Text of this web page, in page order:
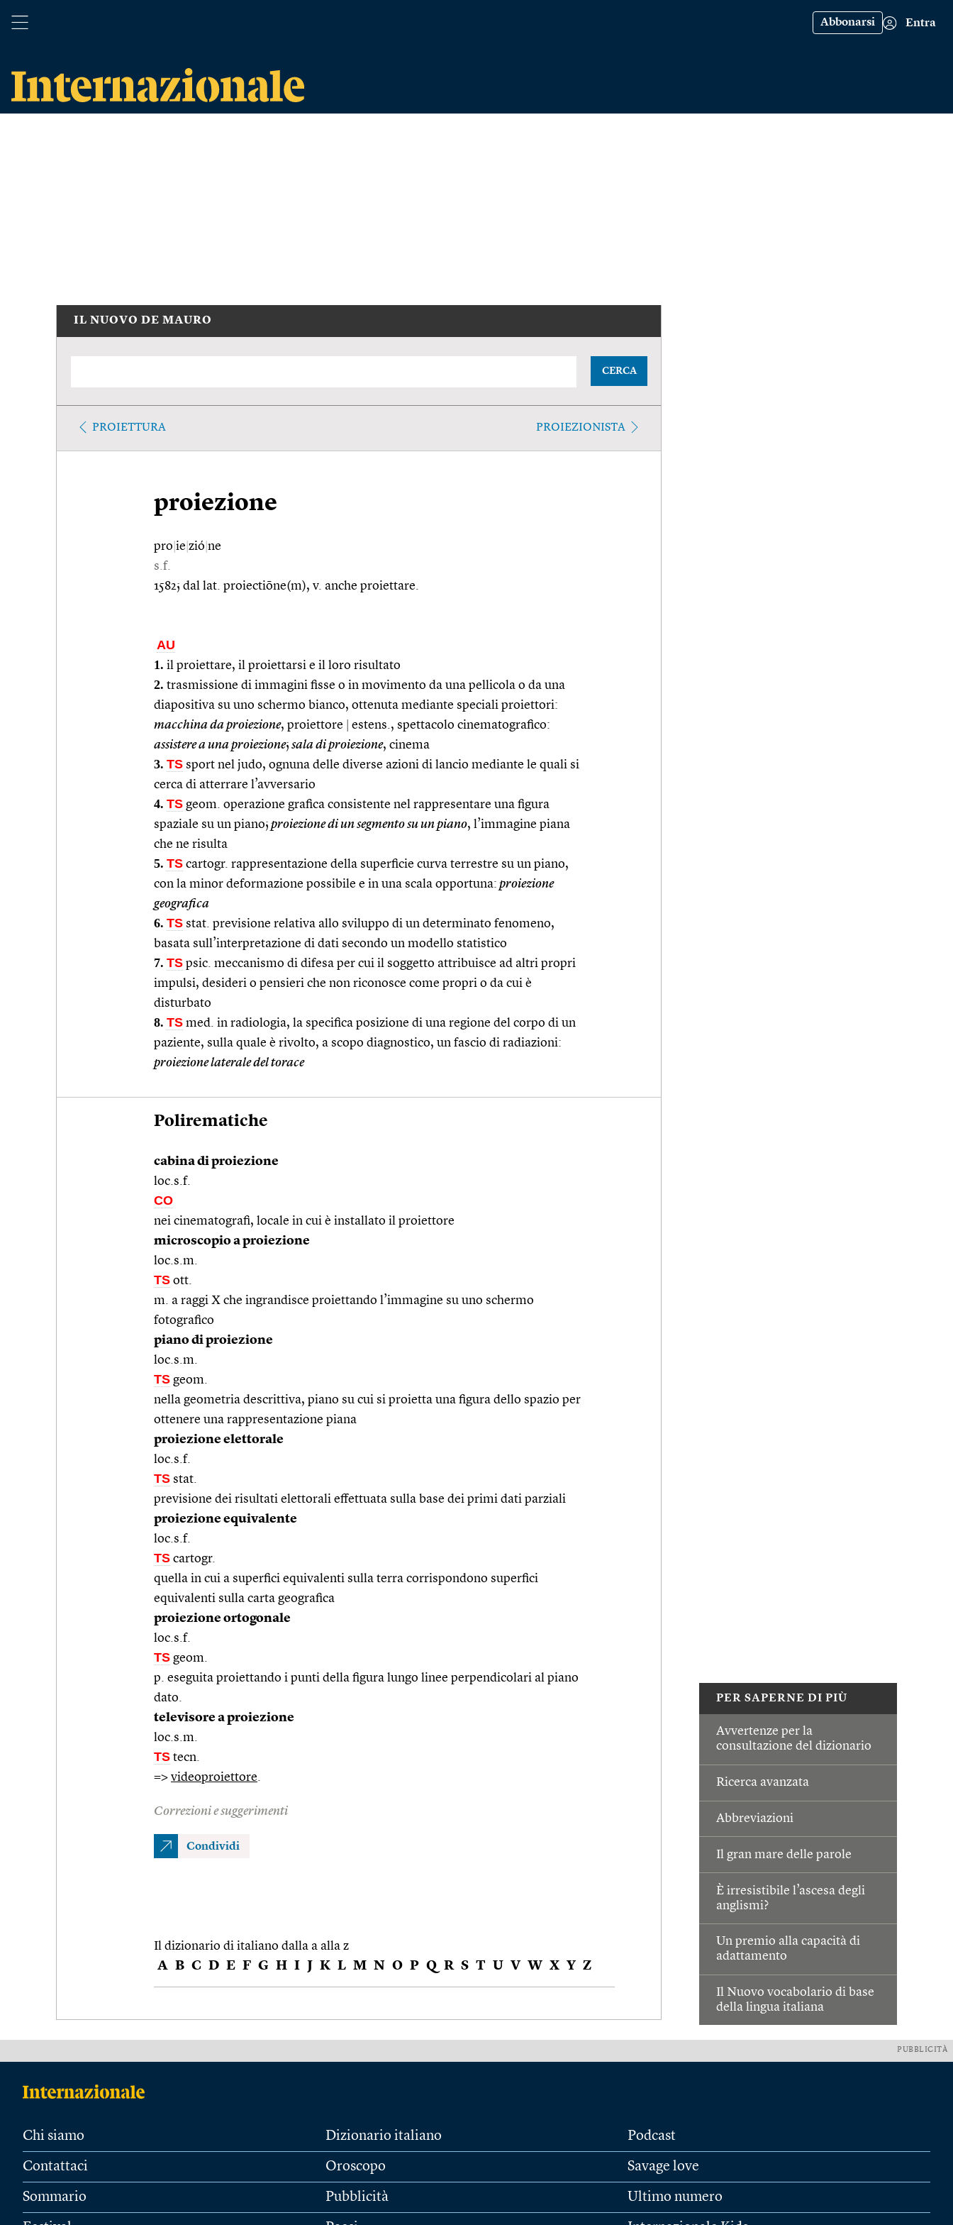
Abbonarsi Entra
PER SAPERNE DI PIÙ
Avvertenze per la
consultazione del dizionario
Ricerca avanzata
Abbreviazioni
Il gran mare delle parole
È irresistibile l’ascesa degli
anglismi?
Un premio alla capacità di
adattamento
Il Nuovo vocabolario di base
della lingua italiana
IL NUOVO DE MAURO
CERCA
PROIETTURA PROIEZIONISTA
proiezione
pro ie zió ne
s.f.
1582; dal lat. proiectiōne(m), v. anche proiettare.
AU
1. il proiettare, il proiettarsi e il loro risultato
2. trasmissione di immagini fisse o in movimento da una pellicola o da una
diapositiva su uno schermo bianco, ottenuta mediante speciali proiettori:
macchina da proiezione, proiettore
estens., spettacolo cinematografico:
assistere a una proiezione; sala di proiezione, cinema
3. TS sport nel judo, ognuna delle diverse azioni di lancio mediante le quali si
cerca di atterrare l’avversario
4. TS geom. operazione grafica consistente nel rappresentare una figura
spaziale su un piano; proiezione di un segmento su un piano, l’immagine piana
che ne risulta
5. TS cartogr. rappresentazione della superficie curva terrestre su un piano,
con la minor deformazione possibile e in una scala opportuna: proiezione
geografica
6. TS stat. previsione relativa allo sviluppo di un determinato fenomeno,
basata sull’interpretazione di dati secondo un modello statistico
7. TS psic. meccanismo di difesa per cui il soggetto attribuisce ad altri propri
impulsi, desideri o pensieri che non riconosce come propri o da cui è
disturbato
8. TS med. in radiologia, la specifica posizione di una regione del corpo di un
paziente, sulla quale è rivolto, a scopo diagnostico, un fascio di radiazioni:
proiezione laterale del torace
Polirematiche
cabina di proiezione
loc.s.f.
CO
nei cinematografi, locale in cui è installato il proiettore
microscopio a proiezione
loc.s.m.
TS ott.
m. a raggi X che ingrandisce proiettando l’immagine su uno schermo
fotografico
piano di proiezione
loc.s.m.
TS geom.
nella geometria descrittiva, piano su cui si proietta una figura dello spazio per
ottenere una rappresentazione piana
proiezione elettorale
loc.s.f.
TS stat.
previsione dei risultati elettorali effettuata sulla base dei primi dati parziali
proiezione equivalente
loc.s.f.
TS cartogr.
quella in cui a superfici equivalenti sulla terra corrispondono superfici
equivalenti sulla carta geografica
proiezione ortogonale
loc.s.f.
TS geom.
p. eseguita proiettando i punti della figura lungo linee perpendicolari al piano
dato.
televisore a proiezione
loc.s.m.
TS tecn.
=> videoproiettore.
Correzioni e suggerimenti
Condividi
Il dizionario di italiano dalla a alla z
A B C D E F G H I J K L M N O P Q R S T U V W X Y Z
PUBBLICITÀ
Chi siamo
Contattaci
Sommario
Dizionario italiano
Oroscopo
Pubblicità
Podcast
Savage love
Ultimo numero